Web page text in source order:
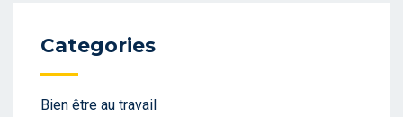
Categories
Bien être au travail